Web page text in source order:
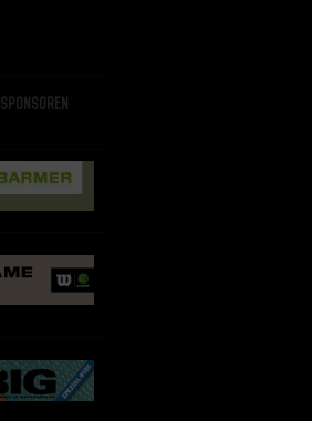
Sponsoren